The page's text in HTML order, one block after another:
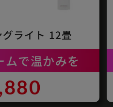
ライト 12畳
ムで温かみを